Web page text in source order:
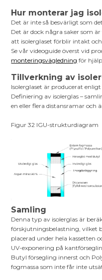
Hur monterar jag
Det är inte så besvärligt som
Det är dock några saker som
att isolerglaset förblir intakt
Se vår videoguide överst vid
monteringsvägledning för
Tillverkning av
Isolerglaset är producerat
Definiering av isolerglas –
en eller flera distansramar och
Figur 32 IGU-strukturdiagram
Samling
Denna typ av isolerglas är
förskjutningsbelastning, vilket
placerad under hela kassetten
UV-exponering på
Butyl försegling innerst och
fogmassa som inte får inte